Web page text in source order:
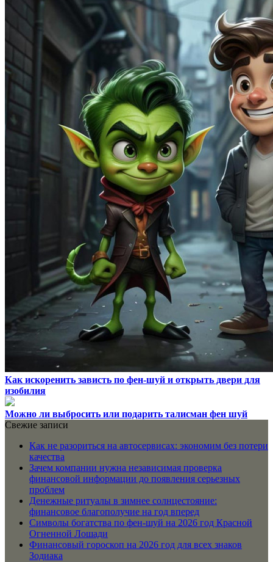
Как искоренить зависть по фен-шуй и открыть двери для
изобилия
Можно ли выбросить или подарить талисман фен шуй
Свежие записи
Как не разориться на автосервисах: экономим без потери
качества
Зачем компании нужна независимая проверка
финансовой информации до появления серьезных
проблем
Денежные ритуалы в зимнее солнцестояние:
финансовое благополучие на год вперед
Символы богатства по фен-шуй на 2026 год Красной
Огненной Лошади
Финансовый гороскоп на 2026 год для всех знаков
Зодиака